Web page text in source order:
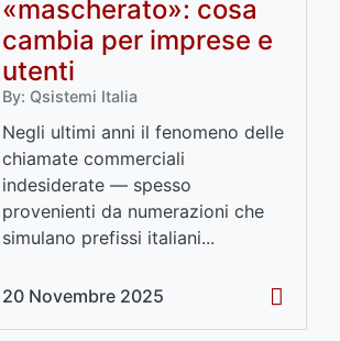
«mascherato»: cosa
cambia per imprese e
utenti
By: Qsistemi Italia
Negli ultimi anni il fenomeno delle
chiamate commerciali
indesiderate — spesso
provenienti da numerazioni che
simulano prefissi italiani...
20 Novembre 2025